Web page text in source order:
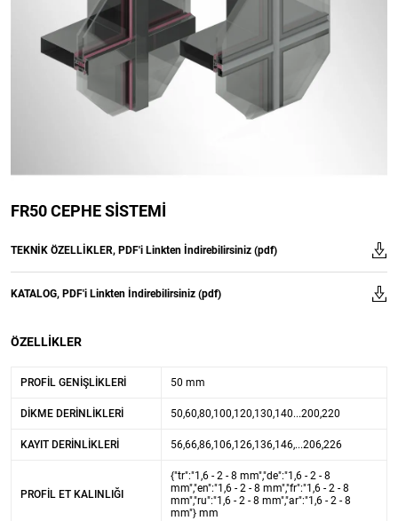
FR50 CEPHE SISTEMI
TEKNİK ÖZELLİKLER, PDF'i Linkten İndirebilirsiniz (pdf)
KATALOG, PDF'i Linkten İndirebilirsiniz (pdf)
ÖZELLIKLER
PROFIL GENIŞLIKLERI 50 mm
DIKME DERINLIKLERI 50,60,80,100,120,130,140...200,220
KAYIT DERINLIKLERI 56,66,86,106,126,136,146,...206,226
PROFIL ET KALINLIĞI
{"tr":"1,6 - 2 - 8 mm","de":"1,6 - 2 - 8
mm","en":"1,6 - 2 - 8 mm","fr":"1,6 - 2 - 8
mm","ru":"1,6 - 2 - 8 mm","ar":"1,6 - 2 - 8
mm"} mm